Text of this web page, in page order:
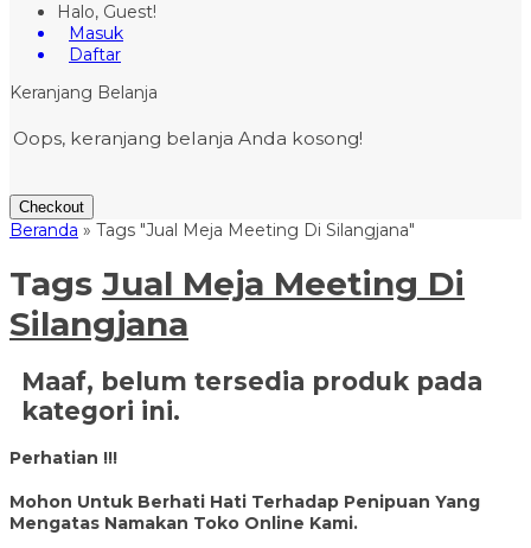
Halo, Guest!
Masuk
Daftar
Keranjang Belanja
Oops, keranjang belanja Anda kosong!
Checkout
Beranda » Tags "Jual Meja Meeting Di Silangjana"
Tags Jual Meja Meeting Di
Silangjana
Maaf, belum tersedia produk pada
kategori ini.
Perhatian !!!
Mohon Untuk Berhati Hati Terhadap Penipuan Yang
Mengatas Namakan Toko Online Kami.